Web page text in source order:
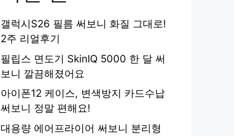
갤럭시S26 필름 써보니 화질 그대로!
2주 리얼후기
필립스 면도기 SkinIQ 5000 한 달 써
보니 깔끔해졌어요
아이폰12 케이스, 변색방지 카드수납
써보니 정말 편해요!
대용량 에어프라이어 써보니 분리형